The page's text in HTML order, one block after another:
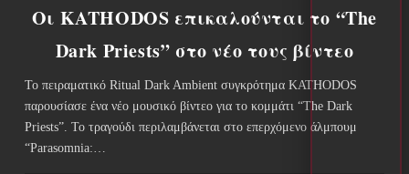
Οι KATHODOS επικαλούνται το “The
Dark Priests” στο νέο τους βίντεο
Το πειραματικό Ritual Dark Ambient συγκρότημα KATHODOS
παρουσίασε ένα νέο μουσικό βίντεο για το κομμάτι “The Dark
Priests”. Το τραγούδι περιλαμβάνεται στο επερχόμενο άλμπουμ
“Parasomnia:…